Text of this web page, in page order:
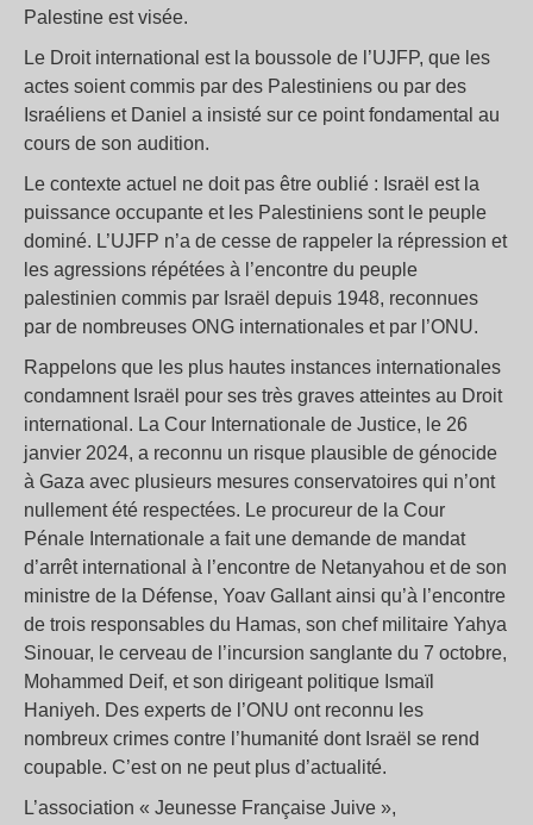
Palestine est visée.
Le Droit international est la boussole de l’UJFP, que les
actes soient commis par des Palestiniens ou par des
Israéliens et Daniel a insisté sur ce point fondamental au
cours de son audition.
Le contexte actuel ne doit pas être oublié : Israël est la
puissance occupante et les Palestiniens sont le peuple
dominé. L’UJFP n’a de cesse de rappeler la répression et
les agressions répétées à l’encontre du peuple
palestinien commis par Israël depuis 1948, reconnues
par de nombreuses ONG internationales et par l’ONU.
Rappelons que les plus hautes instances internationales
condamnent Israël pour ses très graves atteintes au Droit
international. La Cour Internationale de Justice, le 26
janvier 2024, a reconnu un risque plausible de génocide
à Gaza avec plusieurs mesures conservatoires qui n’ont
nullement été respectées. Le procureur de la Cour
Pénale Internationale a fait une demande de mandat
d’arrêt international à l’encontre de Netanyahou et de son
ministre de la Défense, Yoav Gallant ainsi qu’à l’encontre
de trois responsables du Hamas, son chef militaire Yahya
Sinouar, le cerveau de l’incursion sanglante du 7 octobre,
Mohammed Deif, et son dirigeant politique Ismaïl
Haniyeh. Des experts de l’ONU ont reconnu les
nombreux crimes contre l’humanité dont Israël se rend
coupable. C’est on ne peut plus d’actualité.
L’association « Jeunesse Française Juive »,